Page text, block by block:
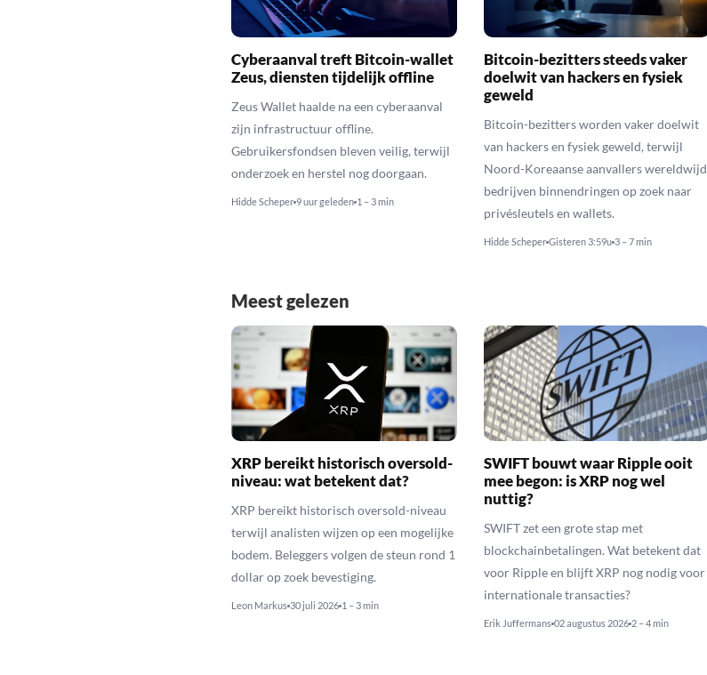
Cyberaanval treft Bitcoin-wallet
Zeus, diensten tijdelijk offline
Zeus Wallet haalde na een cyberaanval
zijn infrastructuur offline.
Gebruikersfondsen bleven veilig, terwijl
onderzoek en herstel nog doorgaan.
Hidde Scheper 9 uur geleden 1 – 3 min
Bitcoin-bezitters steeds vaker
doelwit van hackers en fysiek
geweld
Bitcoin-bezitters worden vaker doelwit
van hackers en fysiek geweld, terwijl
Noord-Koreaanse aanvallers wereldwijd
bedrijven binnendringen op zoek naar
privésleutels en wallets.
Hidde Scheper Gisteren 3:59u 3 – 7 min
Meest gelezen
XRP bereikt historisch oversold-
niveau: wat betekent dat?
XRP bereikt historisch oversold-niveau
terwijl analisten wijzen op een mogelijke
bodem. Beleggers volgen de steun rond 1
dollar op zoek bevestiging.
Leon Markus 30 juli 2026 1 – 3 min
SWIFT bouwt waar Ripple ooit
mee begon: is XRP nog wel
nuttig?
SWIFT zet een grote stap met
blockchainbetalingen. Wat betekent dat
voor Ripple en blijft XRP nog nodig voor
internationale transacties?
Erik Juffermans 02 augustus 2026 2 – 4 min